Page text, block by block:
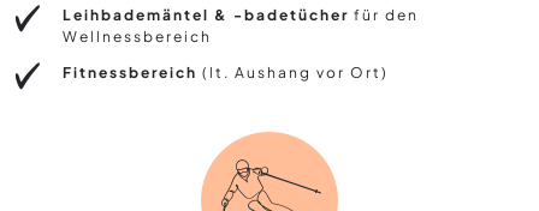
Leihbademäntel & -badetücher für den
Wellnessbereich
Fitnessbereich (lt. Aushang vor Ort)